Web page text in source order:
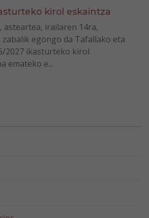
kirol eskaintza
asteartea, irailaren 14ra,
egongo da Tafallako eta
2027 ikasturteko kirol
emateko e...